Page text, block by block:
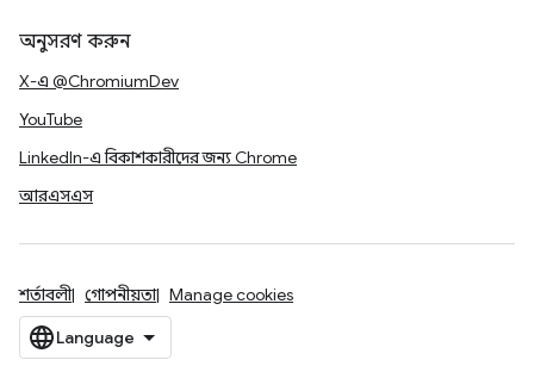
অনুসরণ করুন
X-এ @ChromiumDev
YouTube
LinkedIn-এ বিকাশকারীদের জন্য Chrome
আরএসএস
শর্তাবলী গোপনীয়তা Manage cookies